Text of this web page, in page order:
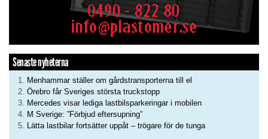
Senaste nyheterna
Menhammar ställer om gårdstransporterna till el
Örebro får Sveriges största truckstopp
Mercedes visar lediga lastbilsparkeringar i mobilen
M Sverige: ”Förbjud eftersupning”
Lätta lastbilar fortsätter uppåt – trögare för de tunga